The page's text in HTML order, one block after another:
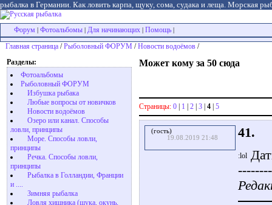
рыбалка в Германии. Как ловить карпа, щуку, сома, судака и леща. Морская
Форум Фотоальбомы Для начинающих Помощь
Главная страница /Рыболовный ФОРУМ /Новости водоёмов /
Разделы:
Фотоальбомы
Рыболовный ФОРУМ
Избушка рыбака
Любые вопросы от новичков
Новости водоёмов
Озеро или канал. Способы
ловли, принципы
Море. Способы ловли,
принципы
Речка. Способы ловли,
принципы
Рыбалка в Голландии, Франции
и ....
Зимняя рыбалка
Ловля хищника (щука, окунь,
Может кому за 50 сюда
Страницы: 0 | 1 | 2 | 3 | 4 | 5
(гость)
19.08.2019 21:48
41.